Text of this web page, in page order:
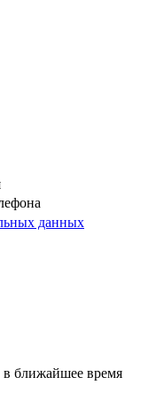
данных
ближайшее время